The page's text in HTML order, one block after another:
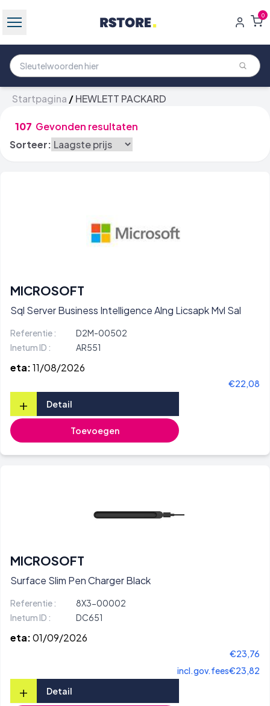
0
Startpagina /HEWLETT PACKARD
107 Gevonden resultaten
Sorteer:
MICROSOFT
Sql Server Business Intelligence Alng Licsapk Mvl Sal
Referentie :
D2M-00502
Inetum ID :
AR551
eta:11/08/2026
€22,08
+ Detail
Toevoegen
MICROSOFT
Surface Slim Pen Charger Black
Referentie :
8X3-00002
Inetum ID :
DC651
eta:01/09/2026
€23,76
incl.gov.fees€23,82
+ Detail